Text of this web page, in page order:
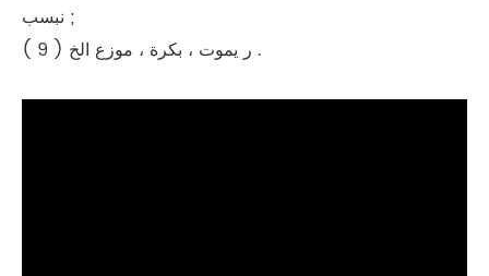
نبسب ;
( 9 ) ر يموت ، بكرة ، موزع الخ .